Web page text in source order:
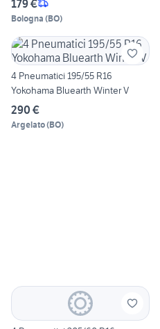
179 €
Bologna (BO)
4 Pneumatici 195/55 R16
Yokohama Bluearth Winter V
290 €
Argelato(BO)